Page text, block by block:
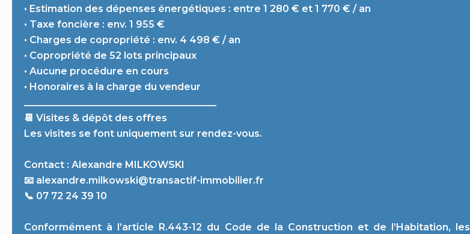
• Estimation des dépenses énergétiques : entre 1 280 € et 1 770 € / an
• Taxe foncière : env. 1 955 €
• Charges de copropriété : env. 4 498 € / an
• Copropriété de 52 lots principaux
• Aucune procédure en cours
• Honoraires à la charge du vendeur
________________________________________
📆 Visites & dépôt des offres
Les visites se font uniquement sur rendez-vous.
Contact : Alexandre MILKOWSKI
📧 alexandre.milkowski@transactif-immobilier.fr
📞 07 72 24 39 10
Conformément à l’article R.443-12 du Code de la Construction et de l’Habitation, les